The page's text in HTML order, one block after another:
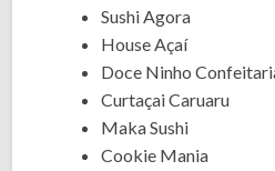
Sushi Agora
House Açaí
Doce Ninho
Curtaçai Caruaru
Maka Sushi
Cookie Mania